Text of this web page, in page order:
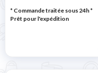
* Commande traitée sous 24h*
Prêt pour l'expédition